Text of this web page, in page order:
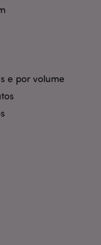
e por volume
login
não
Provider /
Domínio